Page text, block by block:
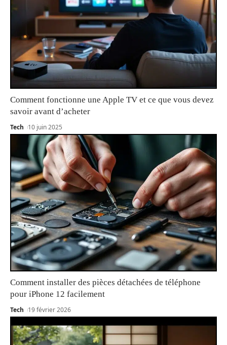
Comment fonctionne une Apple TV et ce que vous devez
savoir avant d’acheter
Tech 10 juin 2025
Comment installer des pièces détachées de téléphone
pour iPhone 12 facilement
Tech 19 février 2026